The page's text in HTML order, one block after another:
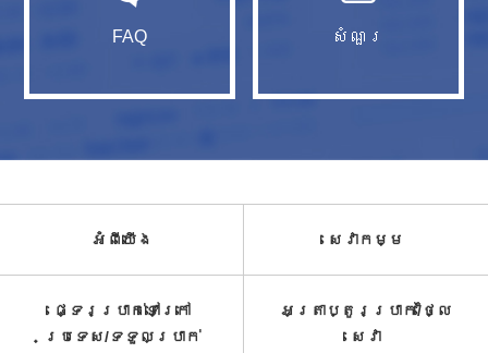
FAQ សំណួរ​
អំពី​យើង សេវាកម្ម​
ផ្ទេរប្រាក់ទៅក្រៅ
ប្រទេស/ទទួល​ប្រាក់​
អត្រាប្តូរប្រាក់/ថ្លៃ
សេវា​